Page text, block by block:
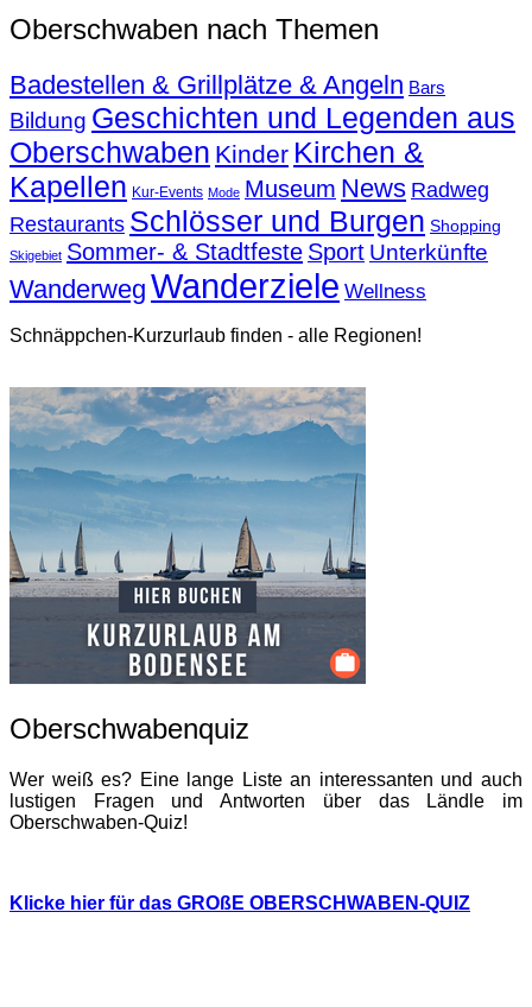
Oberschwaben nach Themen
Badestellen & Grillplätze & Angeln Bars
Bildung Geschichten und Legenden aus
Oberschwaben Kinder Kirchen &
Kapellen Kur-Events Mode Museum News Radweg
Restaurants Schlösser und Burgen Shopping
Skigebiet Sommer- & Stadtfeste Sport Unterkünfte
Wanderweg Wanderziele Wellness
Schnäppchen-Kurzurlaub finden - alle Regionen!
Oberschwabenquiz
Wer weiß es? Eine lange Liste an interessanten und auch
lustigen Fragen und Antworten über das Ländle im
Oberschwaben-Quiz!
Klicke hier für das GROßE OBERSCHWABEN-QUIZ